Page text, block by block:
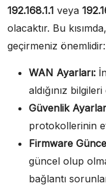
192.168.1.1 veya
olacaktır. Bu
geçirmeniz önemlidir:
WAN Ayarları:
aldığınız
Güvenlik
protokollerinin
Firmware
güncel olup
bağlantı